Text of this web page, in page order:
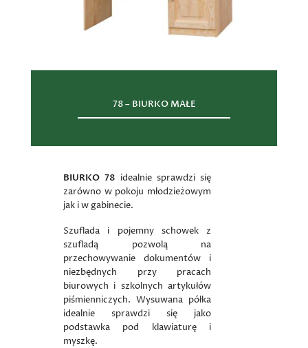
78 – BIURKO MAŁE
BIURKO 78 idealnie sprawdzi się
zarówno w pokoju młodzieżowym
jak i w gabinecie.
Szuflada i pojemny schowek z
szufladą pozwolą na
przechowywanie dokumentów i
niezbędnych przy pracach
biurowych i szkolnych artykułów
piśmienniczych. Wysuwana półka
idealnie sprawdzi się jako
podstawka pod klawiaturę i
myszkę.